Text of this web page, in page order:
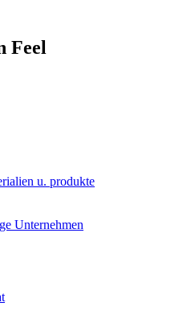
Feel
u. produkte
Unternehmen